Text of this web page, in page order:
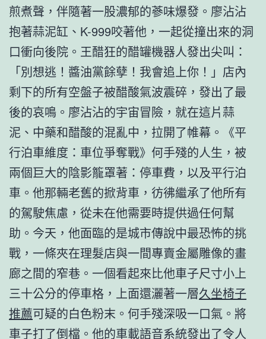
煎煮聲，伴隨著一股濃郁的蔘味爆發。廖沾沾
抱著蒜泥缸、K-999咬著他，一起從撞出來的洞
口衝向後院。王醋狂的醋罐機器人發出尖叫：
「別想逃！醬油黨餘孽！我會追上你！」店內
剩下的所有空盤子被醋酸氣波震碎，發出了最
後的哀鳴。廖沾沾的宇宙冒險，就在這片蒜
泥、中藥和醋酸的混亂中，拉開了帷幕。《平
行泊車維度：車位爭奪戰》何手殘的人生，被
兩個巨大的陰影籠罩著：停車費，以及平行泊
車。他那輛老舊的掀背車，彷彿繼承了他所有
的駕駛焦慮，從未在他需要時提供過任何幫
助。今天，他面臨的是城市傳說中最恐怖的挑
戰，一條夾在理髮店與一間專賣金屬雕像的畫
廊之間的窄巷。一個看起來比他車子尺寸小上
三十公分的停車格，上面還灑著一層久坐椅子
推薦可疑的白色粉末。何手殘深吸一口氣。將
車子打了倒檔。他的車載語音系統發出了令人